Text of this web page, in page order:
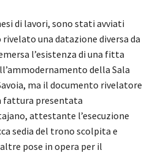
di lavori, sono stati avviati
una datazione diversa da
l’esistenza di una fitta
della Sala
ma il documento rivelatore
fattura presentata
attestante l’esecuzione
sedia del trono scolpita e
pose in opera per il